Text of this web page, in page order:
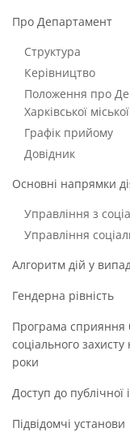
Про Департамент
Структура
Керівництво
Положення про
Харківської
Графік прийому
Довідник
Основні напрямки
Управління з
Управління
Алгоритм дій у
Гендерна рівність
Програма сприяння
соціального
роки
Доступ до публічної
Підвідомчі установи